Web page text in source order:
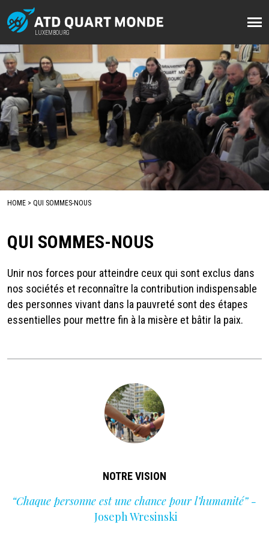
LUXEMBOURG
Aller
au
contenu
principal
LUXEMBOURG
D'ARIANE
HOME QUI SOMMES-NOUS
QUI SOMMES-NOUS
Unir nos forces pour atteindre ceux qui sont exclus dans
nos sociétés et reconnaître la contribution indispensable
des personnes vivant dans la pauvreté sont des étapes
essentielles pour mettre fin à la misère et bâtir la paix.
NOTRE VISION
“Chaque personne est une chance pour l’humanité” -
Joseph Wresinski